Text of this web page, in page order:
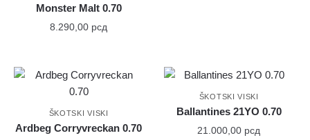
Monster Malt 0.70
8.290,00 рсд
ŠKOTSKI VISKI
Ardbeg Corryvreckan 0.70
ŠKOTSKI VISKI
Ballantines 21YO 0.70
21.000,00 рсд